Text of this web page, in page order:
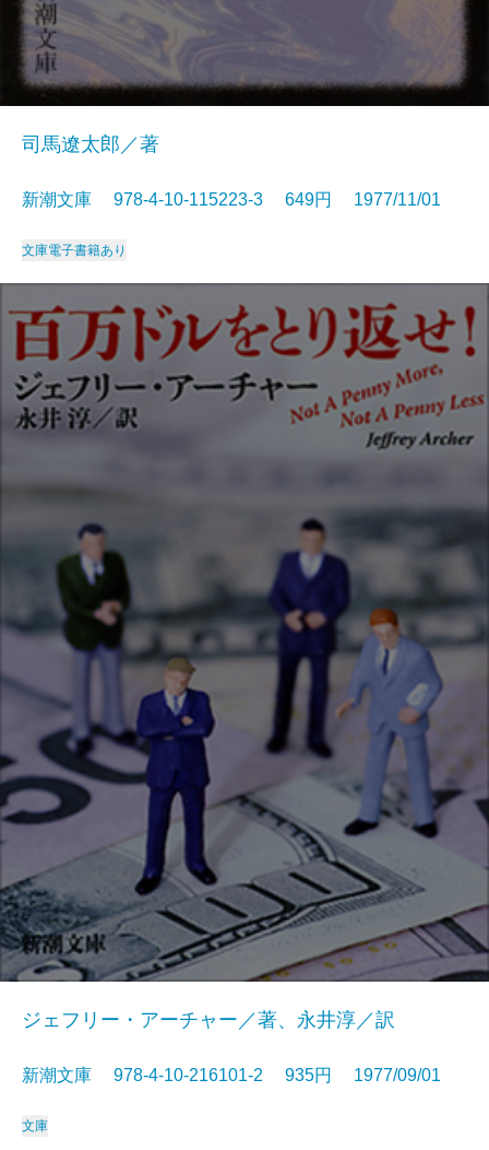
司馬遼太郎／著
新潮文庫 978-4-10-115223-3 649円 1977/11/01
文庫電子書籍あり
ジェフリー・アーチャー／著、永井淳／訳
新潮文庫 978-4-10-216101-2 935円 1977/09/01
文庫